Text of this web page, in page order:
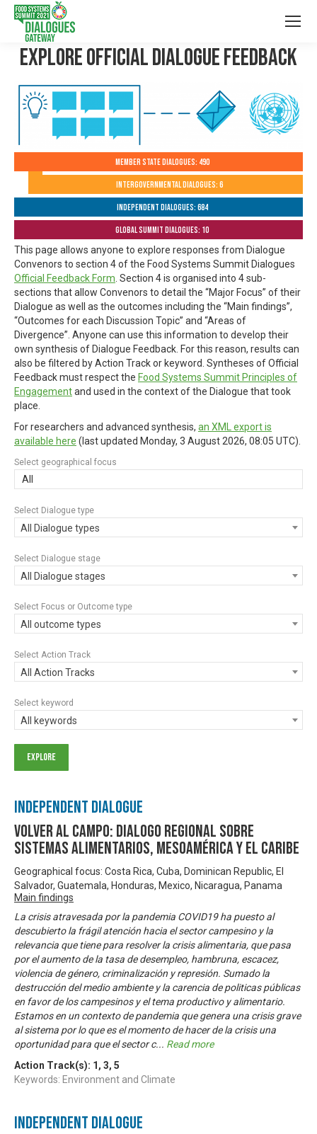
Explore Official Dialogue Feedback
Member State Dialogues: 490
Intergovernmental Dialogues: 6
Independent Dialogues: 684
Global Summit Dialogues: 10
This page allows anyone to explore responses from Dialogue
Convenors to section 4 of the Food Systems Summit Dialogues
Official Feedback Form . Section 4 is organised into 4 sub-
sections that allow Convenors to detail the “Major Focus” of their
Dialogue as well as the outcomes including the “Main findings”,
“Outcomes for each Discussion Topic” and “Areas of
Divergence”. Anyone can use this information to develop their
own synthesis of Dialogue Feedback. For this reason, results can
also be filtered by Action Track or keyword. Syntheses of Official
Feedback must respect the Food Systems Summit Principles of
Engagementand used in the context of the Dialogue that took
place.
For researchers and advanced synthesis, an XML export is
available here (last updated Monday, 3 August 2026, 08:05 UTC).
Select geographical focus
All
Select Dialogue type
All Dialogue types
Select Dialogue stage
All Dialogue stages
Select Focus or Outcome type
All outcome types
Select Action Track
All Action Tracks
Select keyword
All keywords
Independent Dialogue
Volver al Campo: Dialogo Regional sobre
Sistemas Alimentarios, Mesoamérica y El Caribe
Geographical focus: Costa Rica, Cuba, Dominican Republic, El
Salvador, Guatemala, Honduras, Mexico, Nicaragua, Panama
Main findings
La crisis atravesada por la pandemia COVID19 ha puesto al
descubierto la frágil atención hacia el sector campesino y la
relevancia que tiene para resolver la crisis alimentaria, que pasa
por el aumento de la tasa de desempleo, hambruna, escacez,
violencia de género, criminalización y represión. Sumado la
destrucción del medio ambiente y la carencia de politicas públicas
en favor de los campesinos y el tema productivo y alimentario.
Estamos en un contexto de pandemia que genera una crisis grave
al sistema por lo que es el momento de hacer de la crisis una
oportunidad para que el sector c... Read more
Action Track(s): 1 , 3, 5
Keywords: Environment and Climate
Independent Dialogue